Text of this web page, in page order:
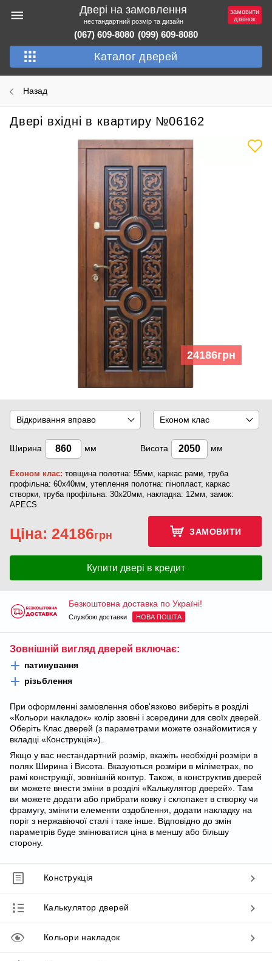
Двері на замовлення
нестандартний розмір та дизайн
(067) 609-8080 (099) 609-8080
Каталог дверей
замовити
дзвінок
Назад
Двері вхідні в квартиру №06162
24186грн
Відкривання вправо Економ клас
Ширина мм Висота мм
Економ клас: товщина полотна: 55мм, каркас рами, труба
профільна: 60х40мм, утеплення полотна: пінопласт, каркас
створки, труба профільна: 30х20мм, накладка: 12мм, замок:
APECS
Ціна: 24186грн ЗАМОВИТИ
Купити двері в кредит
Безкоштовна доставка по Україні!
Службою доставки НОВА ПОШТА
Зовнішній вигляд дверей включає:
патинування
різьблення
При оформленні замовлення обов'язково виберіть в розділі
«Кольори накладок» колір ззовні і зсередини для своїх дверей.
Оберіть Клас дверей (з параметрами можете ознайомитися у
вкладці «Конструкція»).
Якщо у вас нестандартний розмір, вкажіть необхідні розміри в
полях Ширина і Висота. Вказуються розміри в міліметрах, по
рамі конструкції, зовнішній контур. Також, в конструктив дверей
ви можете внести зміни в розділі «Калькулятор дверей». Там
ви можете додати або прибрати ковку і склопакет в створку чи
фрамугу, змінити елементи оздоблення, додати накладку на
поріг з нержавіючої сталі і таке інше. Відповідно до змін
параметрів буде змінюватися ціна в меншу або більшу
сторону.
Конструкція
Калькулятор дверей
Кольори накладок